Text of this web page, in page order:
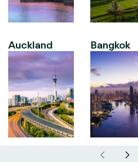
Auckland Bangkok